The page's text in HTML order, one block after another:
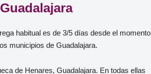
habitual es de 3/5 días desde el momento
municipios de Guadalajara.
de Henares, Guadalajara. En todas ellas